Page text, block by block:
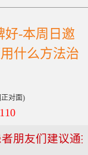
好-本周日邀
什么方法治
对面)
朋友们建议通